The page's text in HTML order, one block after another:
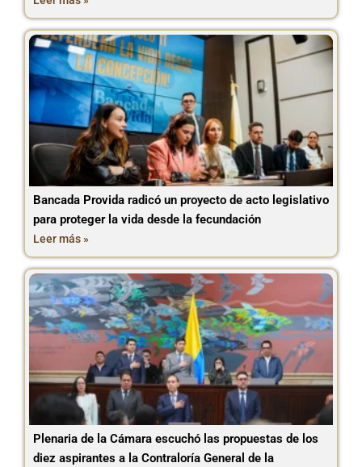
Bancada Provida radicó un proyecto de acto legislativo
para proteger la vida desde la fecundación
Leer más »
Plenaria de la Cámara escuchó las propuestas de los
diez aspirantes a la Contraloría General de la